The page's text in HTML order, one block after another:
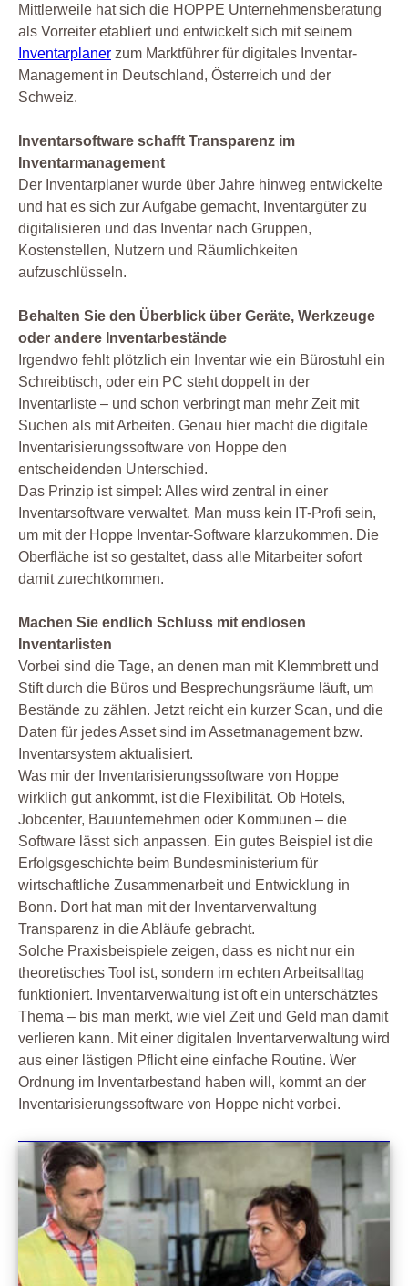
Mittlerweile hat sich die HOPPE Unternehmensberatung
als Vorreiter etabliert und entwickelt sich mit seinem
Inventarplaner zum Marktführer für digitales Inventar-
Management in Deutschland, Österreich und der
Schweiz.
Inventarsoftware schafft Transparenz im
Inventarmanagement
Der Inventarplaner wurde über Jahre hinweg entwickelte
und hat es sich zur Aufgabe gemacht, Inventargüter zu
digitalisieren und das Inventar nach Gruppen,
Kostenstellen, Nutzern und Räumlichkeiten
aufzuschlüsseln.
Behalten Sie den Überblick über Geräte, Werkzeuge
oder andere Inventarbestände
Irgendwo fehlt plötzlich ein Inventar wie ein Bürostuhl ein
Schreibtisch, oder ein PC steht doppelt in der
Inventarliste – und schon verbringt man mehr Zeit mit
Suchen als mit Arbeiten. Genau hier macht die digitale
Inventarisierungssoftware von Hoppe den
entscheidenden Unterschied.
Das Prinzip ist simpel: Alles wird zentral in einer
Inventarsoftware verwaltet. Man muss kein IT-Profi sein,
um mit der Hoppe Inventar-Software klarzukommen. Die
Oberfläche ist so gestaltet, dass alle Mitarbeiter sofort
damit zurechtkommen.
Machen Sie endlich Schluss mit endlosen
Inventarlisten
Vorbei sind die Tage, an denen man mit Klemmbrett und
Stift durch die Büros und Besprechungsräume läuft, um
Bestände zu zählen. Jetzt reicht ein kurzer Scan, und die
Daten für jedes Asset sind im Assetmanagement bzw.
Inventarsystem aktualisiert.
Was mir der Inventarisierungssoftware von Hoppe
wirklich gut ankommt, ist die Flexibilität. Ob Hotels,
Jobcenter, Bauunternehmen oder Kommunen – die
Software lässt sich anpassen. Ein gutes Beispiel ist die
Erfolgsgeschichte beim Bundesministerium für
wirtschaftliche Zusammenarbeit und Entwicklung in
Bonn. Dort hat man mit der Inventarverwaltung
Transparenz in die Abläufe gebracht.
Solche Praxisbeispiele zeigen, dass es nicht nur ein
theoretisches Tool ist, sondern im echten Arbeitsalltag
funktioniert. Inventarverwaltung ist oft ein unterschätztes
Thema – bis man merkt, wie viel Zeit und Geld man damit
verlieren kann. Mit einer digitalen Inventarverwaltung wird
aus einer lästigen Pflicht eine einfache Routine. Wer
Ordnung im Inventarbestand haben will, kommt an der
Inventarisierungssoftware von Hoppe nicht vorbei.